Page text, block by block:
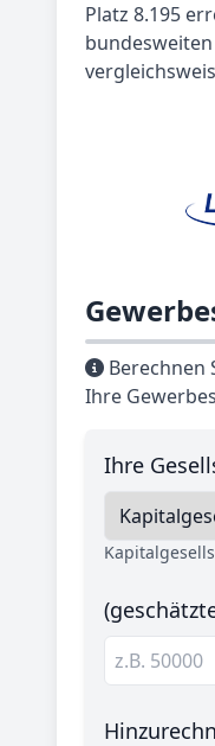
Platz 8.195
Berechnen
Ihre
Ihre